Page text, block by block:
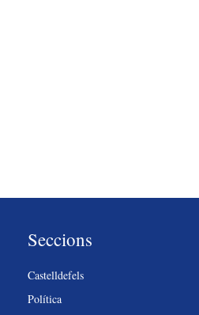
Seccions
Castelldefels
Política